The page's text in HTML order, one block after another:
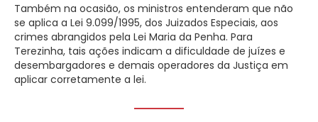
Também na ocasião, os ministros entenderam que não
se aplica a Lei 9.099/1995, dos Juizados Especiais, aos
crimes abrangidos pela Lei Maria da Penha. Para
Terezinha, tais ações indicam a dificuldade de juízes e
desembargadores e demais operadores da Justiça em
aplicar corretamente a lei.